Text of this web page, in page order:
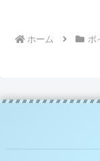
ホーム ポ